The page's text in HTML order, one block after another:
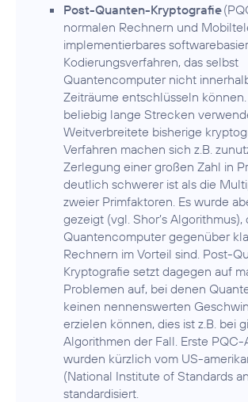
Post-Quanten-Kryptografie
normalen Rechnern und
implementierbares
Kodierungsverfahren, das selbst
Quantencomputer nicht
Zeiträume entschlüsseln
beliebig lange Strecken
Weitverbreitete bisherige
Verfahren machen sich z.B.
Zerlegung einer großen Zahl in
deutlich schwerer ist als die
zweier Primfaktoren. Es wurde
gezeigt (vgl. Shor’s Algorithmus),
Quantencomputer gegenüber
Rechnern im Vorteil sind. Post-
Kryptografie setzt dagegen auf
Problemen auf, bei denen
keinen nennenswerten
erzielen können, dies ist z.B. bei
Algorithmen der Fall. Erste
wurden kürzlich vom US-
(National Institute of Standards
standardisiert.